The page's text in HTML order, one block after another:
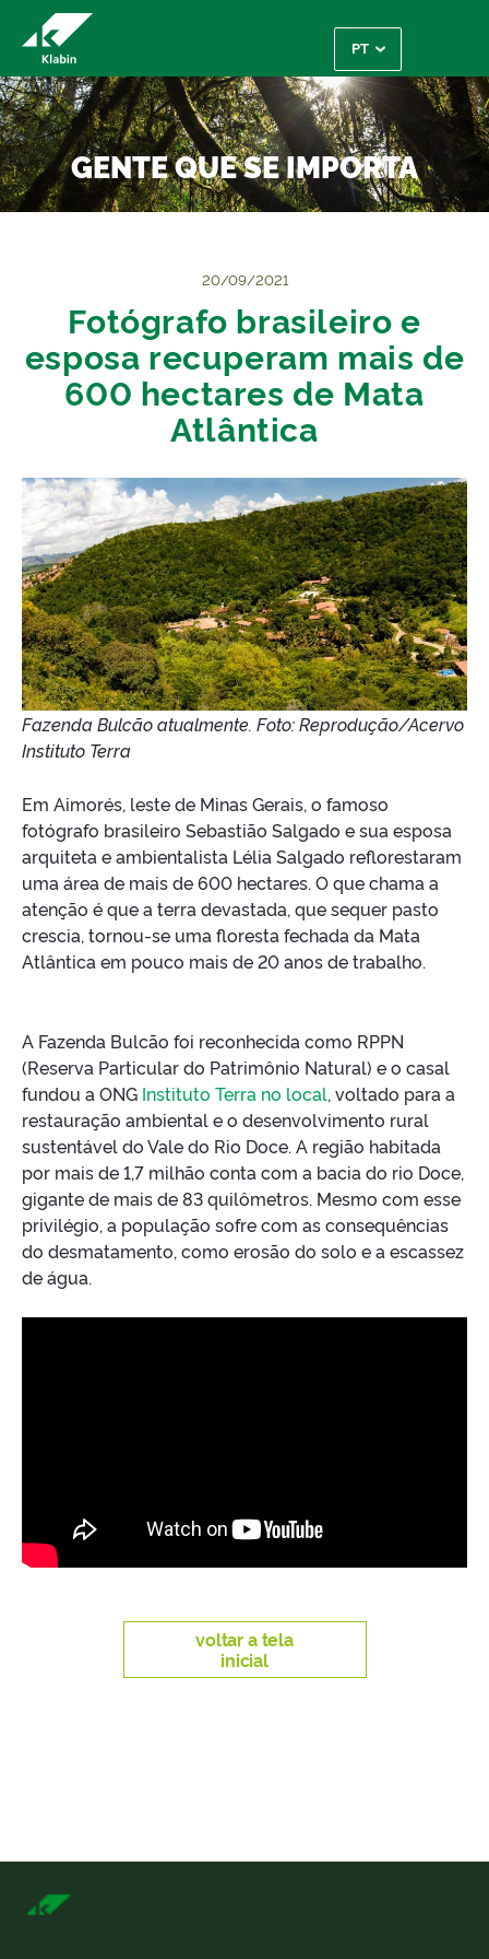
Pular para o Conteúdo principal
GENTE QUE SE IMPORTA
20/09/2021
Fotógrafo brasileiro e
esposa recuperam mais de
600 hectares de Mata
Atlântica
Fazenda Bulcão atualmente. Foto: Reprodução/Acervo
Instituto Terra
Em Aimorés, leste de Minas Gerais, o famoso
fotógrafo brasileiro Sebastião Salgado e sua esposa
arquiteta e ambientalista Lélia Salgado reflorestaram
uma área de mais de 600 hectares. O que chama a
atenção é que a terra devastada, que sequer pasto
crescia, tornou-se uma floresta fechada da Mata
Atlântica em pouco mais de 20 anos de trabalho.
A Fazenda Bulcão foi reconhecida como RPPN
(Reserva Particular do Patrimônio Natural) e o casal
fundou a ONG Instituto Terra no local, voltado para a
restauração ambiental e o desenvolvimento rural
sustentável do Vale do Rio Doce. A região habitada
por mais de 1,7 milhão conta com a bacia do rio Doce,
gigante de mais de 83 quilômetros. Mesmo com esse
privilégio, a população sofre com as consequências
do desmatamento, como erosão do solo e a escassez
de água.
voltar a tela
inicial